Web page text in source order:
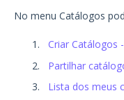
No menu Catálogos
Criar Catálogos
Partilhar
Lista dos meus